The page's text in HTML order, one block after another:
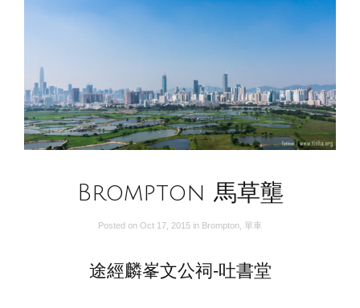
Brompton 馬草壟
Posted on Oct 17, 2015 in Brompton 單車
途經麟峯文公祠-吐書堂